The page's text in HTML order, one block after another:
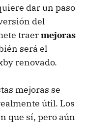
dar un paso
del
traermejoras
será el
renovado.
mejoras se
útil. Los
que sí, pero aún